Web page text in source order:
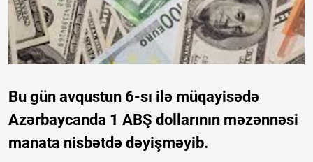
Bu gün avqustun 6-sı ilə müqayisədə
Azərbaycanda 1 ABŞ dollarının məzənnəsi
manata nisbətdə dəyişməyib.